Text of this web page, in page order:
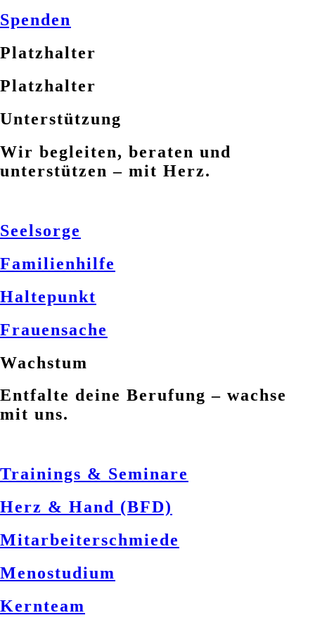
Spenden
Platzhalter
Platzhalter
Unterstützung
Wir begleiten, beraten und
unterstützen – mit Herz.
Seelsorge
Familienhilfe
Haltepunkt
Frauensache
Wachstum
Entfalte deine Berufung – wachse
mit uns.
Trainings & Seminare
Herz & Hand (BFD)
Mitarbeiterschmiede
Menostudium
Kernteam